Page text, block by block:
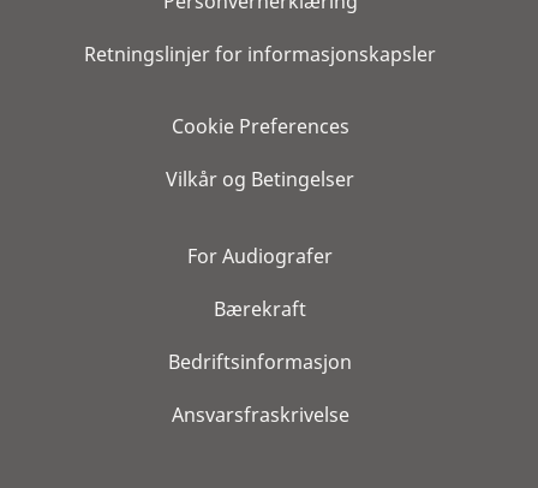
Retningslinjer for informasjonskapsler
Cookie Preferences
Vilkår og Betingelser
For Audiografer
Bærekraft
Bedriftsinformasjon
Ansvarsfraskrivelse